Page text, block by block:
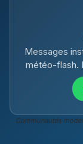
Messages
météo-flash.
Communautés